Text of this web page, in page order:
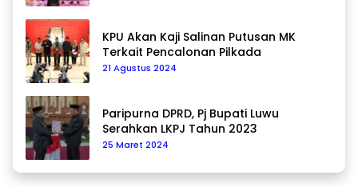
KPU Akan Kaji Salinan Putusan MK
Terkait Pencalonan Pilkada
21 Agustus 2024
Paripurna DPRD, Pj Bupati Luwu
Serahkan LKPJ Tahun 2023
25 Maret 2024